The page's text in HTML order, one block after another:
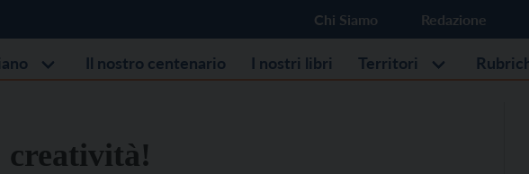
Chi Siamo Redazione
Il nostro centenario I nostri libri Territori
creatività!